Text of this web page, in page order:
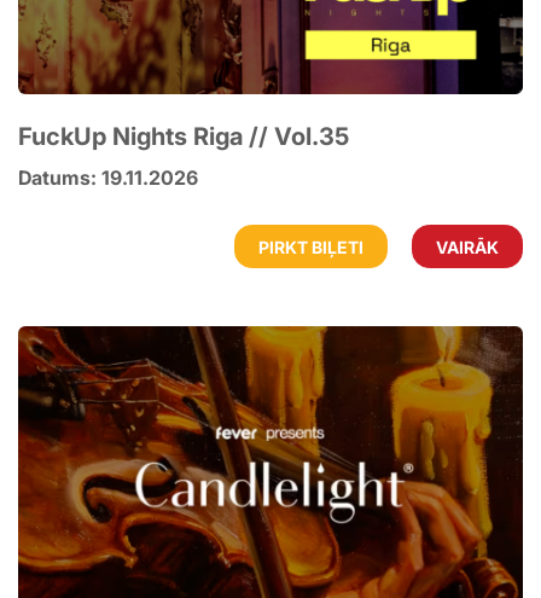
FuckUp Nights Riga // Vol.35
Datums: 19.11.2026
PIRKT BIĻETI VAIRĀK